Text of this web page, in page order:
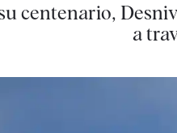
centenario,
a